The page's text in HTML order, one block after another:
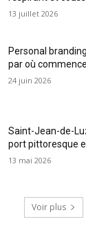
13 juillet 2026
Personal
par où
24 juin 2026
Saint-Jean-de-
port pittoresque
13 mai 2026
Voir plus